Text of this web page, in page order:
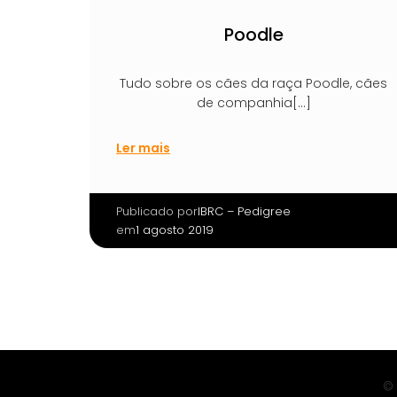
Poodle
Tudo sobre os cães da raça Poodle, cães
de companhia[…]
Ler mais
Publicado porIBRC – Pedigree
em1 agosto 2019
©